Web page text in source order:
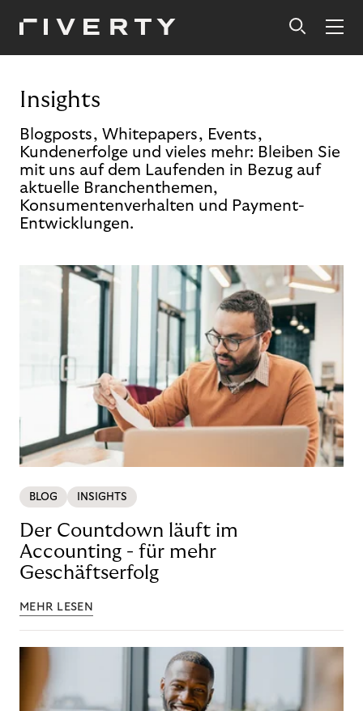
Insights
Blogposts, Whitepapers, Events,
Kundenerfolge und vieles mehr: Bleiben Sie
mit uns auf dem Laufenden in Bezug auf
aktuelle Branchenthemen,
Konsumentenverhalten und Payment-
Entwicklungen.
BLOG INSIGHTS
Der Countdown läuft im
Accounting - für mehr
Geschäftserfolg
MEHR LESEN